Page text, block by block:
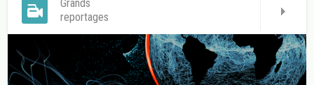
Grands
reportages